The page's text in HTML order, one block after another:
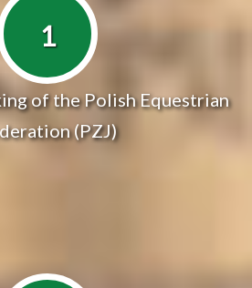
1
of the Polish Equestrian
(PZJ)